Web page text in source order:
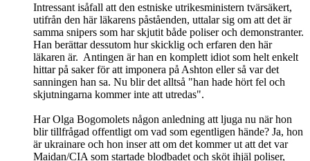
Intressant isåfall att den estniske utrikesministern tvärsäkert,
utifrån den här läkarens påståenden, uttalar sig om att det är
samma snipers som har skjutit både poliser och demonstranter.
Han berättar dessutom hur skicklig och erfaren den här
läkaren är. Antingen är han en komplett idiot som helt enkelt
hittar på saker för att imponera på Ashton eller så var det
sanningen han sa. Nu blir det alltså "han hade hört fel och
skjutningarna kommer inte att utredas".
Har Olga Bogomolets någon anledning att ljuga nu när hon
blir tillfrågad offentligt om vad som egentligen hände? Ja, hon
är ukrainare och hon inser att om det kommer ut att det var
Maidan/CIA som startade blodbadet och sköt ihjäl poliser,